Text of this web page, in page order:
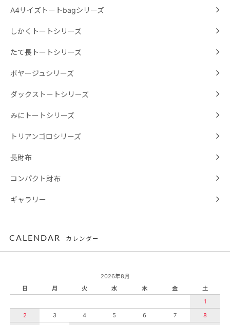
A4サイズトートbagシリーズ
しかくトートシリーズ
たて長トートシリーズ
ボヤージュシリーズ
ダックストートシリーズ
みにトートシリーズ
トリアンゴロシリーズ
長財布
コンパクト財布
ギャラリー
CALENDAR カレンダー
2026年8月
日
月 火 水 木 金
土
1
2
3 4 5 6 7
8